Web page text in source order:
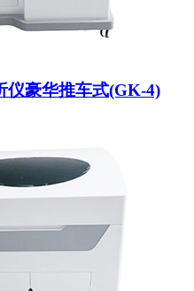
仪豪华推车式(GK-4)